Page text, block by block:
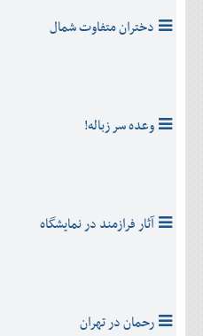
دختران متفاوت شمال
وعده سر زباله!
آثار فرازمند در نمايشگاه
رحمان در تهران